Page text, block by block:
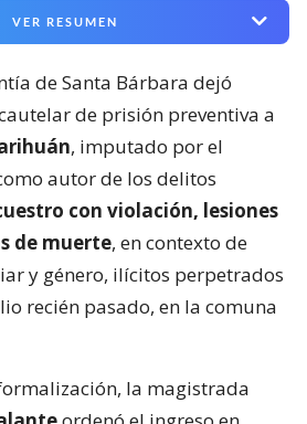
VER RESUMEN
de Santa Bárbara dejó
de prisión preventiva a
, imputado por el
autor de los delitos
con violación, lesiones
de muerte, en contexto de
y género, ilícitos perpetrados
recién pasado, en la comuna
la magistrada